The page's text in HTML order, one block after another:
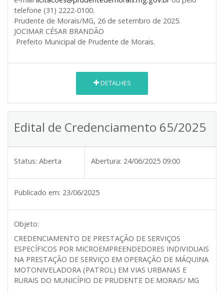
telefone (31) 2222-0100.
Prudente de Morais/MG, 26 de setembro de 2025.
JOCIMAR CÉSAR BRANDÃO
Prefeito Municipal de Prudente de Morais.
DETALHES
Edital de Credenciamento 65/2025
Status: Aberta Abertura: 24/06/2025 09:00
Publicado em: 23/06/2025
Objeto:
CREDENCIAMENTO DE PRESTAÇÃO DE SERVIÇOS
ESPECÍFICOS POR MICROEMPREENDEDORES INDIVIDUAIS
NA PRESTAÇÃO DE SERVIÇO EM OPERAÇÃO DE MÁQUINA
MOTONIVELADORA (PATROL) EM VIAS URBANAS E
RURAIS DO MUNICÍPIO DE PRUDENTE DE MORAIS/ MG